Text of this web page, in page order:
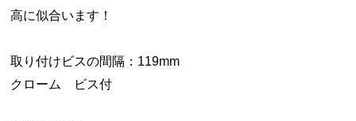
高に似合います！
取り付けビスの間隔：119mm
クローム ビス付